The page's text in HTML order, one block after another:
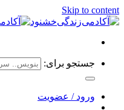
Skip to content
جستجو برای:
ورود / عضویت